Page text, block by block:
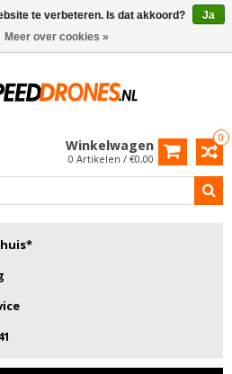
0
Winkelwagen
0 Artikelen / €0,00
te verbeteren. Is dat akkoord?
Ja
Meer over cookies »